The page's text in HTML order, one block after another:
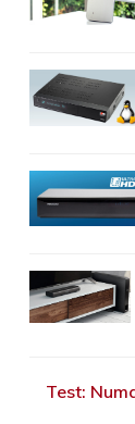
Test: